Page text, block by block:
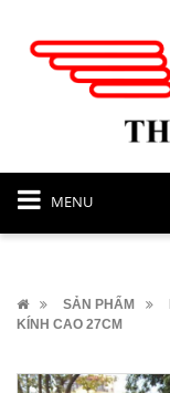
MENU
SẢN PHẨM
KÍNH CAO 27CM